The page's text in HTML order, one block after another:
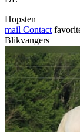
Hopsten
mail Contact
Blikvangers